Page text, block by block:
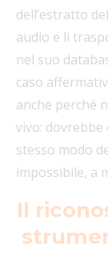
dell’estratto
audio e li
nel suo
caso
anche perché
vivo:
stesso modo
impossibile, a
Il